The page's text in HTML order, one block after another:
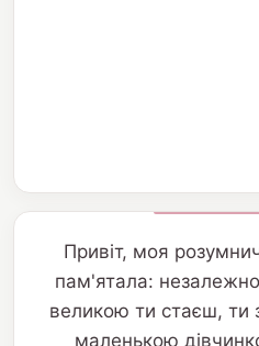
Привіт, моя
пам'ятала: незалежно
великою ти стаєш,
маленькою